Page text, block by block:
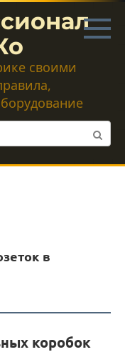
своими
в
коробок